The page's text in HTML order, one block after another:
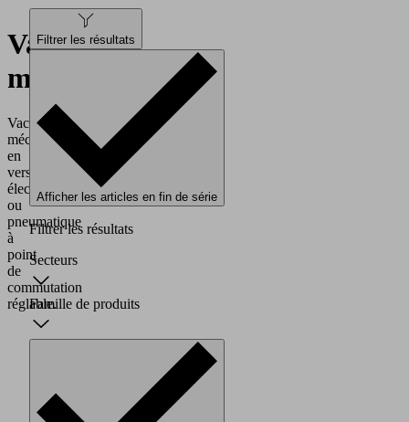
Vacuostats
mécaniques
Vacuostat
mécanique
en
version
électrique
ou
pneumatique
à
point
de
commutation
réglable.
Filtrer les résultats
Afficher les articles en fin de série
Filtrer les résultats
Secteurs
Famille de produits